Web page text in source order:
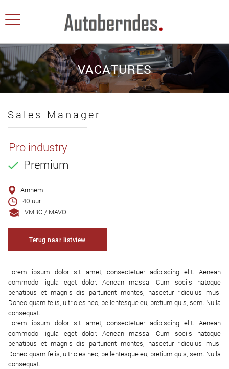
VACATURES
Sales Manager
Pro industry
Premium
Arnhem
40 uur
VMBO / MAVO
Terug naar listview
Lorem ipsum dolor sit amet, consectetuer adipiscing elit. Aenean
commodo ligula eget dolor. Aenean massa. Cum sociis natoque
penatibus et magnis dis parturient montes, nascetur ridiculus mus.
Donec quam felis, ultricies nec, pellentesque eu, pretium quis, sem. Nulla
consequat.
Lorem ipsum dolor sit amet, consectetuer adipiscing elit. Aenean
commodo ligula eget dolor. Aenean massa. Cum sociis natoque
penatibus et magnis dis parturient montes, nascetur ridiculus mus.
Donec quam felis, ultricies nec, pellentesque eu, pretium quis, sem. Nulla
consequat.